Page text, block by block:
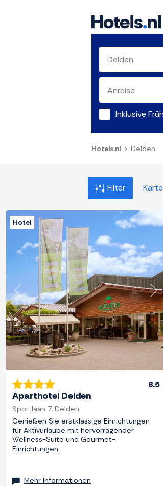
Inklusive
Hotels.nl Delden
Filter
Zurück
Hotel
8.5
Aparthotel Delden
Sportlaan 7, Delden
Genießen Sie erstklassige Einrichtungen
für Aktivurlaube mit hervorragender
Wellness-Suite und Gourmet-
Einrichtungen.
Mehr Informationen